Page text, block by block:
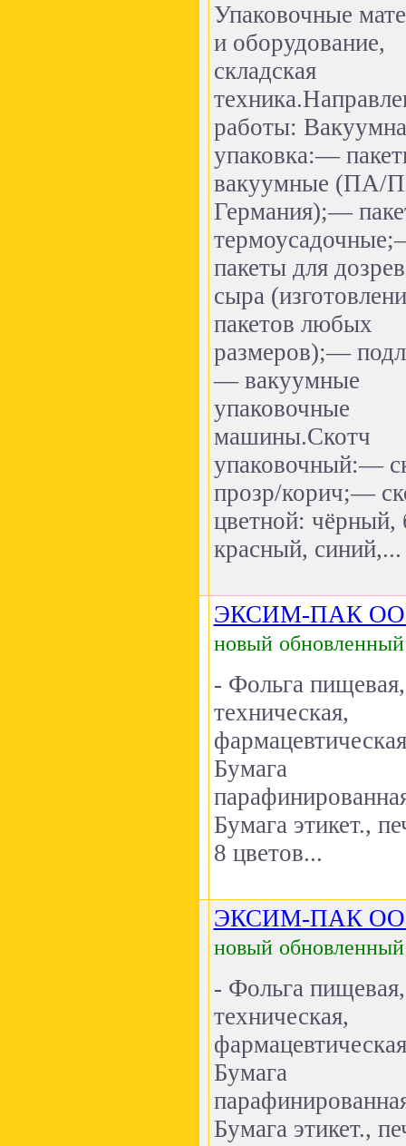
Упаковочные
и оборудование,
складская
работы:
упаковка:—
вакуумные (ПА/
Германия);—
пакеты для
сыра
пакетов любых
размеров);—
— вакуумные
упаковочные
машины.Скотч
упаковочный:—
прозр/корич;—
цветной: чёрный,
красный, синий,...
ЭКСИМ-ПАК
новый обновленный
- Фольга пищевая,
техническая,
Бумага
Бумага этикет.,
8 цветов...
ЭКСИМ-ПАК
новый обновленный
- Фольга пищевая,
техническая,
Бумага
Бумага этикет.,